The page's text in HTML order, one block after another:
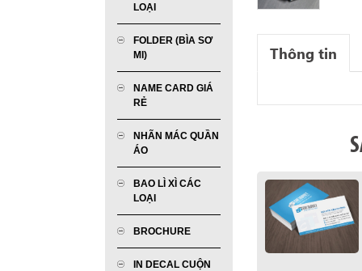
LOẠI
FOLDER (BÌA SƠ
MI)
NAME CARD GIÁ
RẺ
NHÃN MÁC QUẦN
ÁO
BAO LÌ XÌ CÁC
LOẠI
BROCHURE
IN DECAL CUỘN
Thông tin